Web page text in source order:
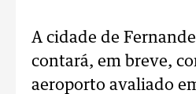
A cidade de
contará, em breve,
aeroporto avaliado